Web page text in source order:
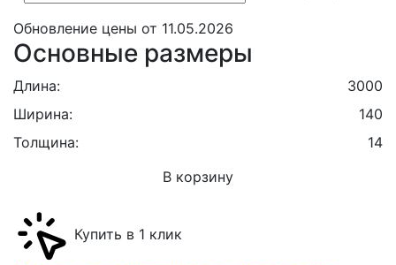
Обновление цены от 11.05.2026
Основные размеры
Длина:
3000
Ширина:
140
Толщина:
14
В корзину
Купить в 1 клик